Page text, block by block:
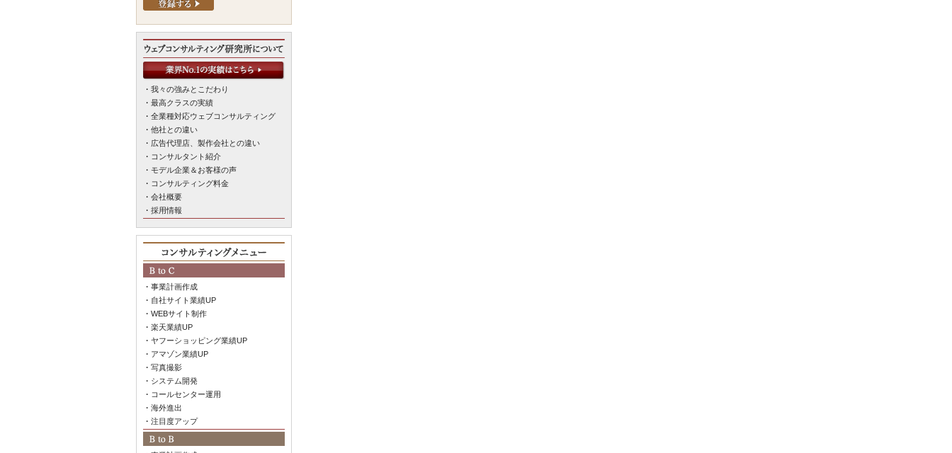
・ 我々の強みとこだわり
・ 最高クラスの実績
・ 全業種対応ウェブコンサルティング
・ 他社との違い
・ 広告代理店、製作会社との違い
・ コンサルタント紹介
・ モデル企業＆お客様の声
・ コンサルティング料金
・ 会社概要
・ 採用情報
・ 事業計画作成
・ 自社サイト業績UP
・ WEBサイト制作
・ 楽天業績UP
・ ヤフーショッピング業績UP
・ アマゾン業績UP
・ 写真撮影
・ システム開発
・ コールセンター運用
・ 海外進出
・ 注目度アップ